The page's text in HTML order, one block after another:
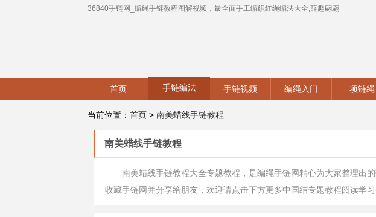
36840手链网_编绳手链教程图解视频，最全面手工编织红绳编法大全,辞趣翩翩
首页
手链编法 手链视频 编绳入门 项链绳
当前位置： 首页 > 南美蜡线手链教程
南美蜡线手链教程
南美蜡线手链教程大全专题教程，是编绳手链网精心为大家整理出
收藏手链网并分享给朋友，欢迎请点击下方更多中国结专题教程阅读学习